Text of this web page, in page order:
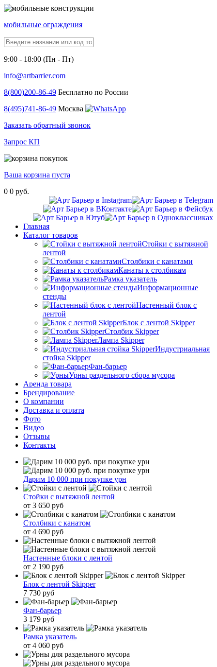
мобильные ограждения
9:00 - 18:00 (Пн - Пт)
info@artbarrier.com
8(800)200-86-49 Бесплатно по России
8(495)741-86-49 Москва
Заказать обратный звонок
Запрос КП
Ваша корзина пуста
0 0 руб.
Главная
Каталог товаров
Стойки с вытяжной
лентой
Столбики с канатами
Канаты к столбикам
Рамка указатель
Информационные
стенды
Настенный блок с
лентой
Блок с лентой Skipper
Столбик Skipper
Лампа Skipper
Индустриальная
стойка Skipper
Фан-барьер
Урны раздельного сбора мусора
Аренда товара
Брендирование
О компании
Доставка и оплата
Фото
Видео
Отзывы
Контакты
Дарим 10 000 при покупке урн
Стойки с вытяжной лентой
от 3 650 руб
Столбики с канатом
от 4 690 руб
Настенные блоки с лентой
от 2 190 руб
Блок с лентой Skipper
7 730 руб
Фан-барьер
3 179 руб
Рамка указатель
от 4 060 руб